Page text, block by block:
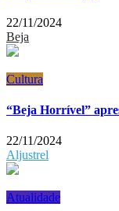
22/11/2024
Beja
Cultura
“Beja Horrível”
22/11/2024
Aljustrel
Atualidade